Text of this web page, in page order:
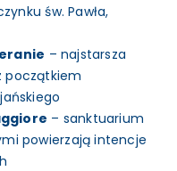
św. Pawła,
– najstarsza
początkiem
– sanktuarium
powierzają intencje